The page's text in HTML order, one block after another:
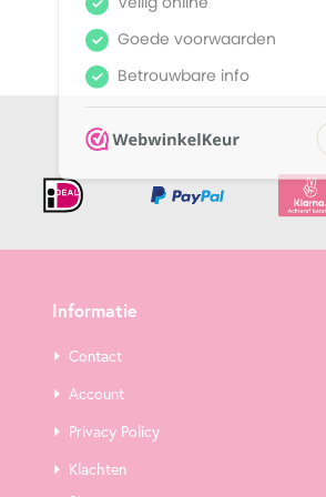
Informatie
Contact
Account
Privacy Policy
Klachten